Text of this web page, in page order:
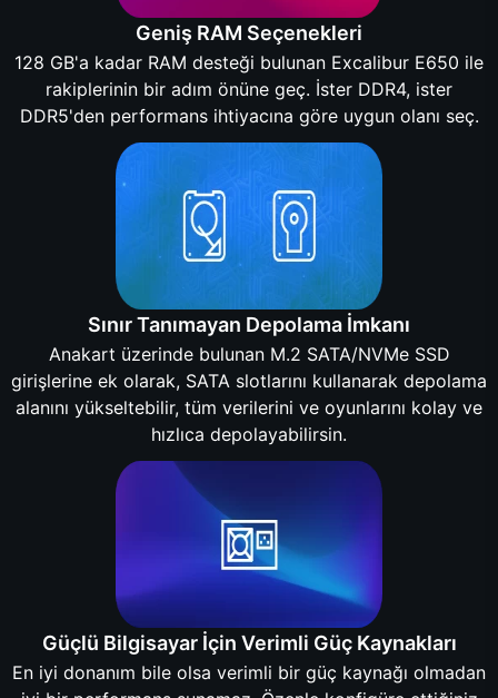
Geniş RAM Seçenekleri
128 GB'a kadar RAM desteği bulunan Excalibur E650 ile
rakiplerinin bir adım önüne geç. İster DDR4, ister
DDR5'den performans ihtiyacına göre uygun olanı seç.
Sınır Tanımayan Depolama İmkanı
Anakart üzerinde bulunan M.2 SATA/NVMe SSD
girişlerine ek olarak, SATA slotlarını kullanarak depolama
alanını yükseltebilir, tüm verilerini ve oyunlarını kolay ve
hızlıca depolayabilirsin.
Güçlü Bilgisayar İçin Verimli Güç Kaynakları
En iyi donanım bile olsa verimli bir güç kaynağı olmadan